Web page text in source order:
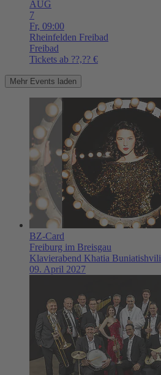
AUG
7
Fr, 09:00
Rheinfelden Freibad
Freibad
Tickets ab ??,?? €
Mehr Events laden
BZ-Card
Freiburg im Breisgau
Klavierabend Khatia Buniatishvili
09. April 2027